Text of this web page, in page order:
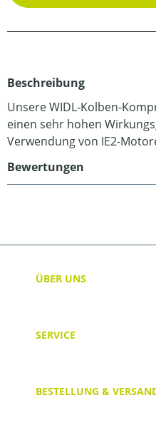
Beschreibung
Unsere WIDL-Kolben-
einen sehr hohen
Verwendung von IE2-
Bewertungen
ÜBER UNS
SERVICE
BESTELLUNG &